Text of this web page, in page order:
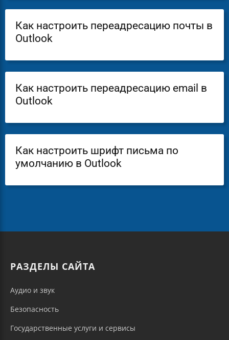
Как настроить переадресацию почты в
Outlook
Как настроить переадресацию email в
Outlook
Как настроить шрифт письма по
умолчанию в Outlook
РАЗДЕЛЫ САЙТА
Аудио и звук
Безопасность
Государственные услуги и сервисы